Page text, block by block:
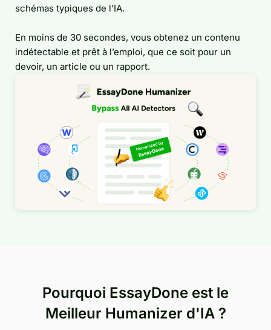
schémas typiques de l’IA.
En moins de 30 secondes, vous obtenez un contenu
indétectable et prêt à l’emploi, que ce soit pour un
devoir, un article ou un rapport.
Pourquoi EssayDone est le
Meilleur Humanizer d'IA ?